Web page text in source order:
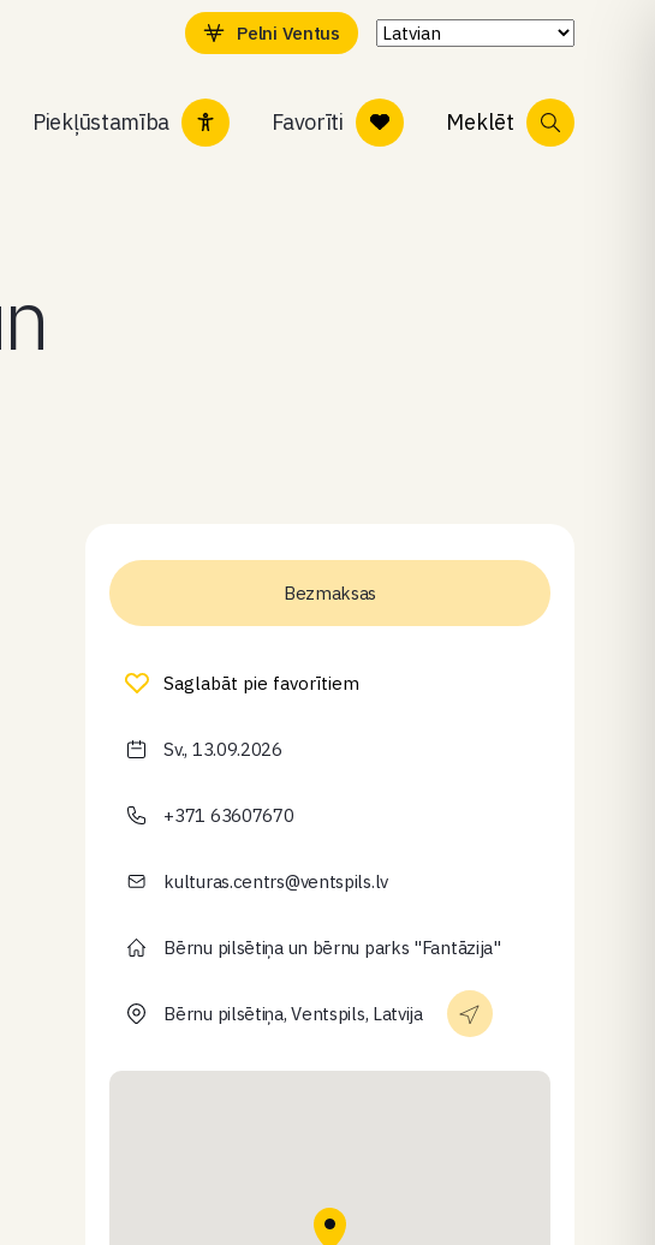
Pelni Ventus
Piekļūstamība Favorīti Meklēt
Bezmaksas
Saglabāt pie favorītiem
Sv., 13.09.2026
+371 63607670
kulturas.centrs@ventspils.lv
Bērnu pilsētiņa un bērnu parks "Fantāzija"
Bērnu pilsētiņa, Ventspils, Latvija